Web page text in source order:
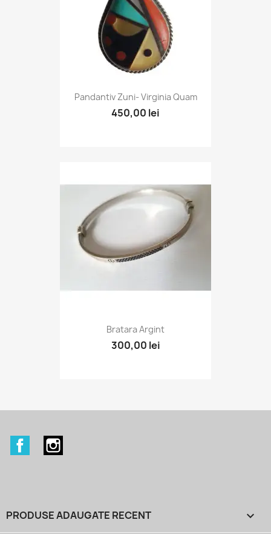
Pandantiv Zuni- Virginia Quam
450,00 lei
Bratara Argint
300,00 lei
Facebook
PRODUSE ADAUGATE RECENT 